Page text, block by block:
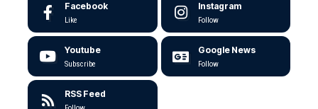
Facebook
Like
Instagram
Follow
Youtube
Subscribe
Google News
Follow
RSS Feed